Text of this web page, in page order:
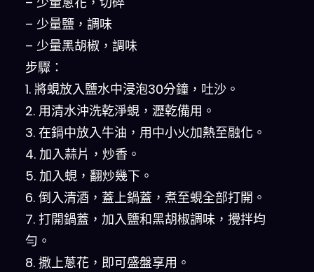
– 少量鹽，調味
– 少量黑胡椒，調味
步驟：
1. 將蜆放入鹽水中浸泡30分鐘，吐沙。
2. 用清水沖洗乾淨蜆，瀝乾備用。
3. 在鍋中放入牛油，用中小火加熱至融化。
4. 加入蒜片，炒香。
5. 加入蜆，翻炒幾下。
6. 倒入清酒，蓋上鍋蓋，煮至蜆全部打開。
7. 打開鍋蓋，加入鹽和黑胡椒調味，攪拌均
勻。
8. 撒上蔥花，即可盛盤享用。